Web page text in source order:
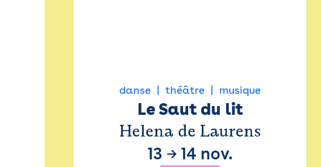
danse théâtre musique
Le Saut du lit
Helena de Laurens
13 → 14 nov.